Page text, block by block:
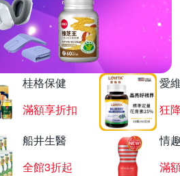
桂格保健
滿額享折扣
愛
狂
船井生醫
全館3折起
情
滿